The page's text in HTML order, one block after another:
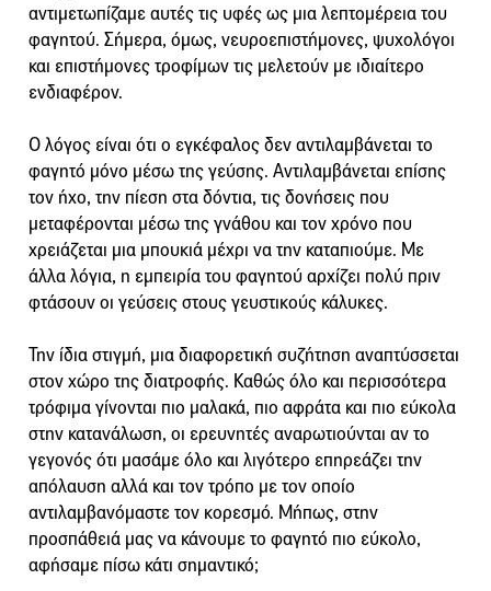
αντιμετωπίζαμε αυτές τις υφές ως μια λεπτομέρεια του
φαγητού. Σήμερα, όμως, νευροεπιστήμονες, ψυχολόγοι
και επιστήμονες τροφίμων τις μελετούν με ιδιαίτερο
ενδιαφέρον.
Ο λόγος είναι ότι ο εγκέφαλος δεν αντιλαμβάνεται το
φαγητό μόνο μέσω της γεύσης. Αντιλαμβάνεται επίσης
τον ήχο, την πίεση στα δόντια, τις δονήσεις που
μεταφέρονται μέσω της γνάθου και τον χρόνο που
χρειάζεται μια μπουκιά μέχρι να την καταπιούμε. Με
άλλα λόγια, η εμπειρία του φαγητού αρχίζει πολύ πριν
φτάσουν οι γεύσεις στους γευστικούς κάλυκες.
Την ίδια στιγμή, μια διαφορετική συζήτηση αναπτύσσεται
στον χώρο της διατροφής. Καθώς όλο και περισσότερα
τρόφιμα γίνονται πιο μαλακά, πιο αφράτα και πιο εύκολα
στην κατανάλωση, οι ερευνητές αναρωτιούνται αν το
γεγονός ότι μασάμε όλο και λιγότερο επηρεάζει την
απόλαυση αλλά και τον τρόπο με τον οποίο
αντιλαμβανόμαστε τον κορεσμό. Μήπως, στην
προσπάθειά μας να κάνουμε το φαγητό πιο εύκολο,
αφήσαμε πίσω κάτι σημαντικό;